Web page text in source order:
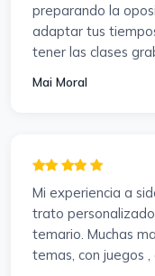
preparando la
adaptar tus
tener las clases
cualquier
agradece mucho.
profesores
resolver dudas, se
ayudarme a
examen para subir
Mai Moral
Mi experiencia a
trato
temario. Muchas
temas, con juegos